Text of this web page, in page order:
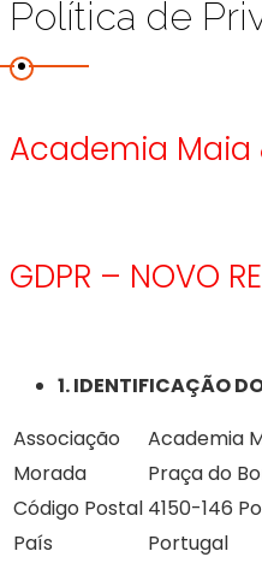
Política de
Academia Maia
GDPR – NOVO
1. IDENTIFICAÇÃO
Associação
Academia
Morada
Praça do
Código Postal 4150-146
País
Portugal